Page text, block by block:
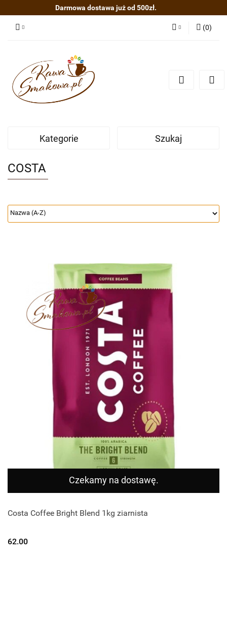
Darmowa dostawa już od 500zł.
Dodaj zgłoszenie
(0)
Kategorie Szukaj
COSTA
Czekamy na dostawę.
Costa Coffee Bright Blend 1kg ziarnista
62.00